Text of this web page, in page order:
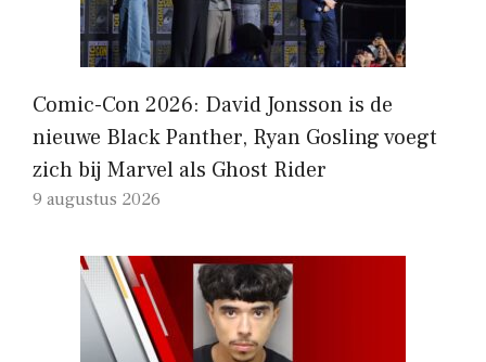
Comic-Con 2026: David Jonsson is de
nieuwe Black Panther, Ryan Gosling voegt
zich bij Marvel als Ghost Rider
9 augustus 2026